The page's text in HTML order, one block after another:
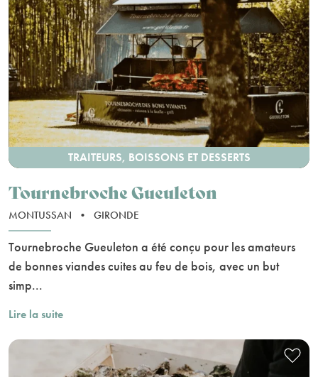
TRAITEURS, BOISSONS ET DESSERTS
Tournebroche Gueuleton
MONTUSSAN • GIRONDE
Tournebroche Gueuleton a été conçu pour les amateurs
de bonnes viandes cuites au feu de bois, avec un but
simp...
Lire la suite